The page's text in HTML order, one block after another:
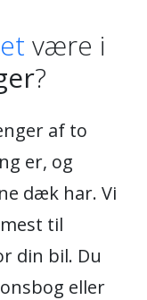
være i
?
af to
er, og
dæk har. Vi
til
din bil. Du
eller